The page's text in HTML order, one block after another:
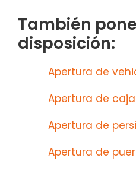
También
disposición:
Apertura de
Apertura de
Apertura de
Apertura de